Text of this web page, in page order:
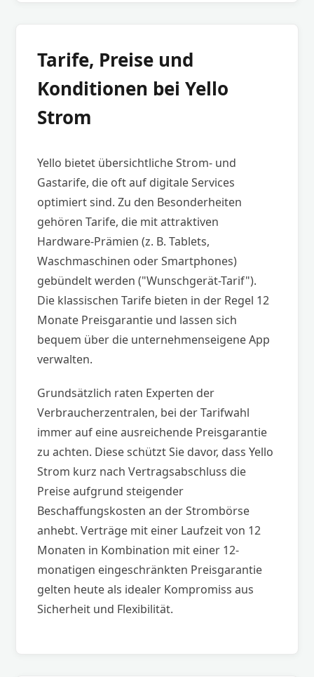
Tarife, Preise und
Konditionen bei Yello
Strom
Yello bietet übersichtliche Strom- und
Gastarife, die oft auf digitale Services
optimiert sind. Zu den Besonderheiten
gehören Tarife, die mit attraktiven
Hardware-Prämien (z. B. Tablets,
Waschmaschinen oder Smartphones)
gebündelt werden ("Wunschgerät-Tarif").
Die klassischen Tarife bieten in der Regel 12
Monate Preisgarantie und lassen sich
bequem über die unternehmenseigene App
verwalten.
Grundsätzlich raten Experten der
Verbraucherzentralen, bei der Tarifwahl
immer auf eine ausreichende Preisgarantie
zu achten. Diese schützt Sie davor, dass Yello
Strom kurz nach Vertragsabschluss die
Preise aufgrund steigender
Beschaffungskosten an der Strombörse
anhebt. Verträge mit einer Laufzeit von 12
Monaten in Kombination mit einer 12-
monatigen eingeschränkten Preisgarantie
gelten heute als idealer Kompromiss aus
Sicherheit und Flexibilität.